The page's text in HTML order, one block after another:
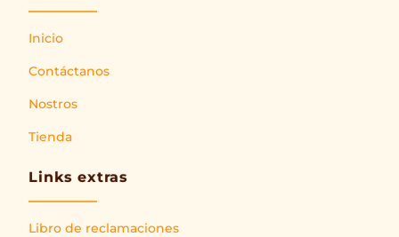
Inicio
Contáctanos
Nostros
Tienda
Links extras
Libro de reclamaciones